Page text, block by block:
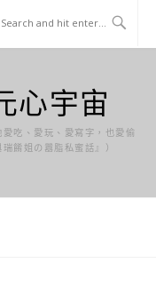
心宇宙
吃、愛玩、愛寫字，也愛偷
餚姐の囂脂私蜜話』）